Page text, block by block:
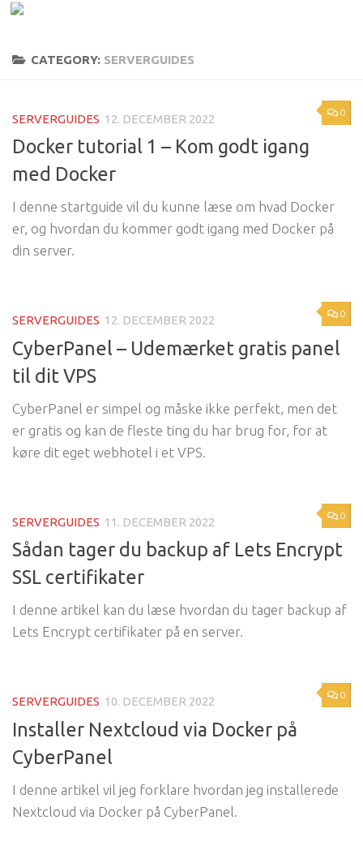
CATEGORY: SERVERGUIDES
0
SERVERGUIDES 12. DECEMBER 2022
Docker tutorial 1 – Kom godt igang
med Docker
I denne startguide vil du kunne læse om hvad Docker
er, og hvordan du kommer godt igang med Docker på
din server.
0
SERVERGUIDES 12. DECEMBER 2022
CyberPanel – Udemærket gratis panel
til dit VPS
CyberPanel er simpel og måske ikke perfekt, men det
er gratis og kan de fleste ting du har brug for, for at
køre dit eget webhotel i et VPS.
0
SERVERGUIDES 11. DECEMBER 2022
Sådan tager du backup af Lets Encrypt
SSL certifikater
I denne artikel kan du læse hvordan du tager backup af
Lets Encrypt certifikater på en server.
0
SERVERGUIDES 10. DECEMBER 2022
Installer Nextcloud via Docker på
CyberPanel
I denne artikel vil jeg forklare hvordan jeg installerede
Nextcloud via Docker på CyberPanel.